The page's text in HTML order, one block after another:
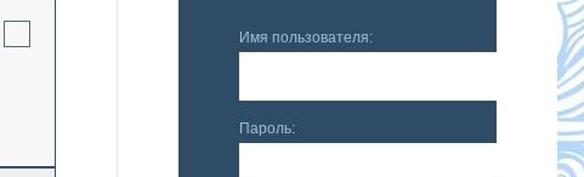
Имя пользователя:
Пароль: